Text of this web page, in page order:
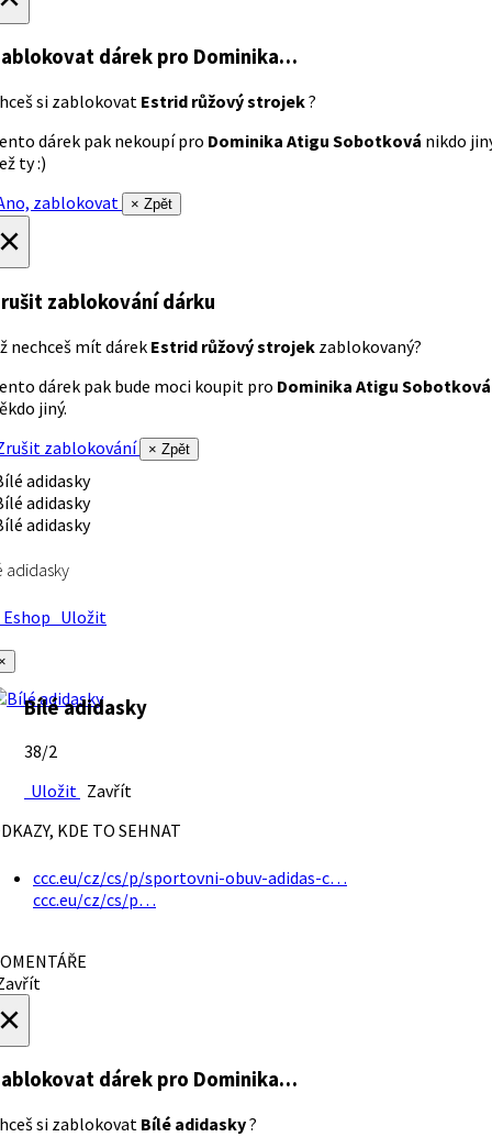
dárek pro Dominika…
si zablokovat Estrid růžový strojek?
dárek pak nekoupí pro Dominika Atigu Sobotková nikdo
ty :)
zablokovat
× Zpět
zablokování dárku
nechceš mít dárek Estrid růžový strojek zablokovaný?
dárek pak bude moci koupit pro Dominika Atigu Sobotková
jiný.
zablokování
× Zpět
adidasky
Uložit
Bílé adidasky
38/2
Uložit Zavřít
KDE TO SEHNAT
ccc.eu/cz/cs/p/sportovni-obuv-adidas-c…
ccc.eu/cz/cs/p…
dárek pro Dominika…
si zablokovat Bílé adidasky?